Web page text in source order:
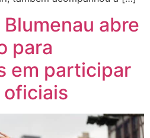
abre
para
em participar